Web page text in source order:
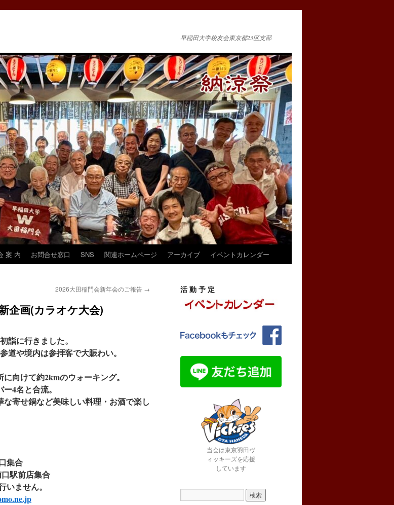
早稲田大学校友会東京都23区支部
案 内 お問合せ窓口 SNS 関連ホームページ アーカイブ イベントカレンダー
2026大田稲門会新年会のご報告 →
企画(カラオケ大会)
詣に行きました。
道や境内は参拝客で大賑わい。
向けて約2kmのウォーキング。
4名と合流。
寄せ鍋など美味しい料理・お酒で楽し
集合
駅前店集合
ません。
活 動 予 定
当会は東京羽田ヴ
ィッキーズを応援
しています